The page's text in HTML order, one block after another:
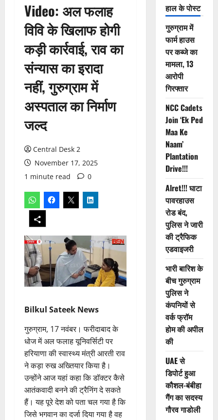
Video: अल फलाह
विवि के खिलाफ होगी
कड़ी कार्रवाई, राव का
संन्यास का इरादा
नहीं, गुरुग्राम में
अस्पताल का निर्माण
जल्द
Central Desk 2
November 17, 2025
1 minute read
0
Bilkul Sateek News
गुरुग्राम, 17 नवंबर। फरीदाबाद के
धोज में अल फलाह यूनिवर्सिटी पर
हरियाणा की स्वास्थ्य मंत्री आरती राव
ने कड़ा रुख अख्तियार किया है।
उन्होंने आज यहां कहा कि डॉक्टर कैसे
आतंकवादी बनने की ट्रैनिंग दे सकते
हैं। यह पूरे देश को पता चल गया है कि
जिसे भगवान का दर्जा दिया गया है वह
हाल के पोस्ट
गुरुग्राम में
फार्म हाउस
पर कब्जे का
मामला, 13
आरोपी
गिरफ्तार
NCC Cadets
Join ‘Ek Ped
Maa Ke
Naam’
Plantation
Drive!!!
Alret!!! घाटा
पावरहाउस
रोड बंद,
पुलिस ने जारी
की ट्रैफिक
एडवाइजरी
भारी बारिश के
बीच गुरुग्राम
पुलिस ने
कंपनियों से
वर्क फ्रॉम
होम की अपील
की
UAE से
डिपोर्ट हुआ
कौशल-बंबीहा
गैंग का सदस्य
गौरव गाडोली